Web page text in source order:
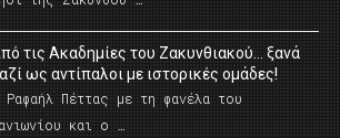
τις Ακαδημίες του Ζακυνθιακού… ξανά
ως αντίπαλοι με ιστορικές ομάδες!
Ραφαήλ Πέττας με τη φανέλα του
και ο …